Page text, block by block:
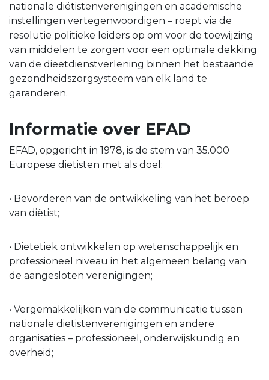
nationale diëtistenverenigingen en academische
instellingen vertegenwoordigen – roept via de
resolutie politieke leiders op om voor de toewijzing
van middelen te zorgen voor een optimale dekking
van de dieetdienstverlening binnen het bestaande
gezondheidszorgsysteem van elk land te
garanderen.
Informatie over EFAD
EFAD, opgericht in 1978, is de stem van 35.000
Europese diëtisten met als doel:
• Bevorderen van de ontwikkeling van het beroep
van diëtist;
• Diëtetiek ontwikkelen op wetenschappelijk en
professioneel niveau in het algemeen belang van
de aangesloten verenigingen;
• Vergemakkelijken van de communicatie tussen
nationale diëtistenverenigingen en andere
organisaties – professioneel, onderwijskundig en
overheid;